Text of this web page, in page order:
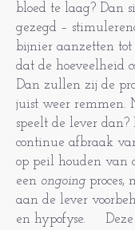
bloed te laag? Dan
gezegd –
bijnier aanzetten tot
dat de hoeveelheid
Dan zullen zij de
juist weer remmen.
speelt de lever
continue afbraak
op peil houden van
een ongoing proces,
aan de lever
en hypofyse. Deze